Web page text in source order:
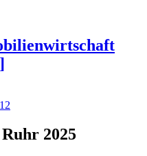
2025